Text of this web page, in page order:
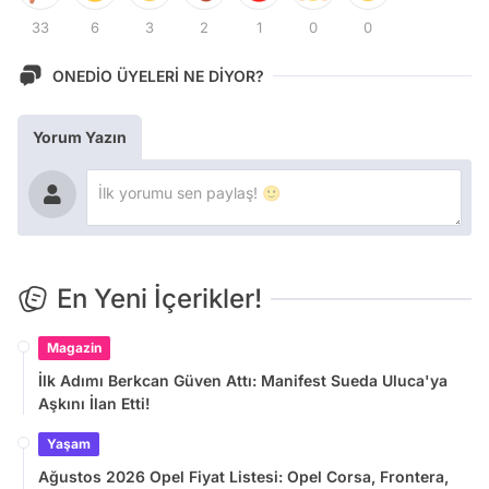
33 6 3 2 1 0 0
ONEDİO ÜYELERİ NE DİYOR?
Yorum Yazın
En Yeni İçerikler!
Magazin
İlk Adımı Berkcan Güven Attı: Manifest Sueda Uluca'ya
Aşkını İlan Etti!
Yaşam
Ağustos 2026 Opel Fiyat Listesi: Opel Corsa, Frontera,